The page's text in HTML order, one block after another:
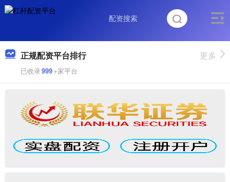
正规配资平台排行
已收录999+家平台
更多